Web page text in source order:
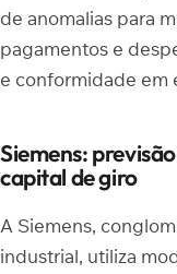
de anomalias para
pagamentos e
e conformidade em
Siemens:
capital de giro
A Siemens,
industrial, utiliza